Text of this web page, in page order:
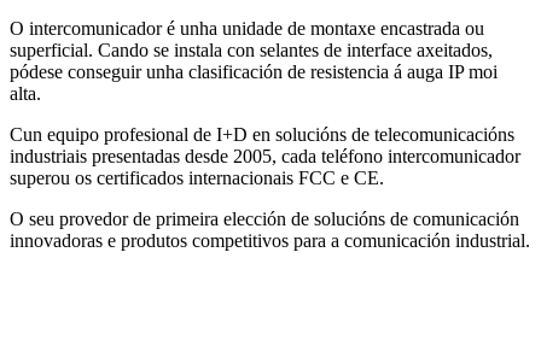
O intercomunicador é unha unidade de montaxe encastrada ou
superficial. Cando se instala con selantes de interface axeitados,
pódese conseguir unha clasificación de resistencia á auga IP moi
alta.
Cun equipo profesional de I+D en solucións de telecomunicacións
industriais presentadas desde 2005, cada teléfono intercomunicador
superou os certificados internacionais FCC e CE.
O seu provedor de primeira elección de solucións de comunicación
innovadoras e produtos competitivos para a comunicación industrial.